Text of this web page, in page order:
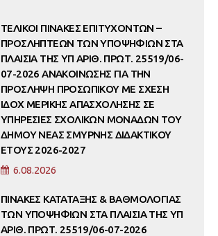
ΤΕΛΙΚΟΙ ΠΙΝΑΚΕΣ ΕΠΙΤΥΧΟΝΤΩΝ –
ΠΡΟΣΛΗΠΤΕΩΝ ΤΩΝ ΥΠΟΨΗΦΙΩΝ ΣΤΑ
ΠΛΑΙΣΙΑ ΤΗΣ ΥΠ ΑΡΙΘ. ΠΡΩΤ. 25519/06-
07-2026 ΑΝΑΚΟΙΝΩΣΗΣ ΓΙΑ ΤΗΝ
ΠΡΟΣΛΗΨΗ ΠΡΟΣΩΠΙΚΟΥ ΜΕ ΣΧΕΣΗ
ΙΔΟΧ ΜΕΡΙΚΗΣ ΑΠΑΣΧΟΛΗΣΗΣ ΣΕ
ΥΠΗΡΕΣΙΕΣ ΣΧΟΛΙΚΩΝ ΜΟΝΑΔΩΝ ΤΟΥ
ΔΗΜΟΥ ΝΕΑΣ ΣΜΥΡΝΗΣ ΔΙΔΑΚΤΙΚΟΥ
ΕΤΟΥΣ 2026-2027
6.08.2026
ΠΙΝΑΚΕΣ ΚΑΤΑΤΑΞΗΣ & ΒΑΘΜΟΛΟΓΙΑΣ
ΤΩΝ ΥΠΟΨΗΦΙΩΝ ΣΤΑ ΠΛΑΙΣΙΑ ΤΗΣ ΥΠ
ΑΡΙΘ. ΠΡΩΤ. 25519/06-07-2026